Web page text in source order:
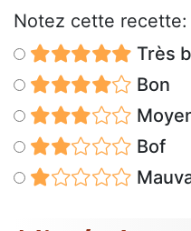
Notez cette recette:
Très
Bon
Bof